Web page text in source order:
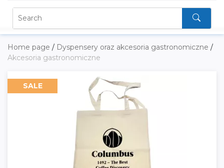
Home page / Dyspensery oraz akcesoria gastronomiczne /
Akcesoria gastronomiczne
SALE